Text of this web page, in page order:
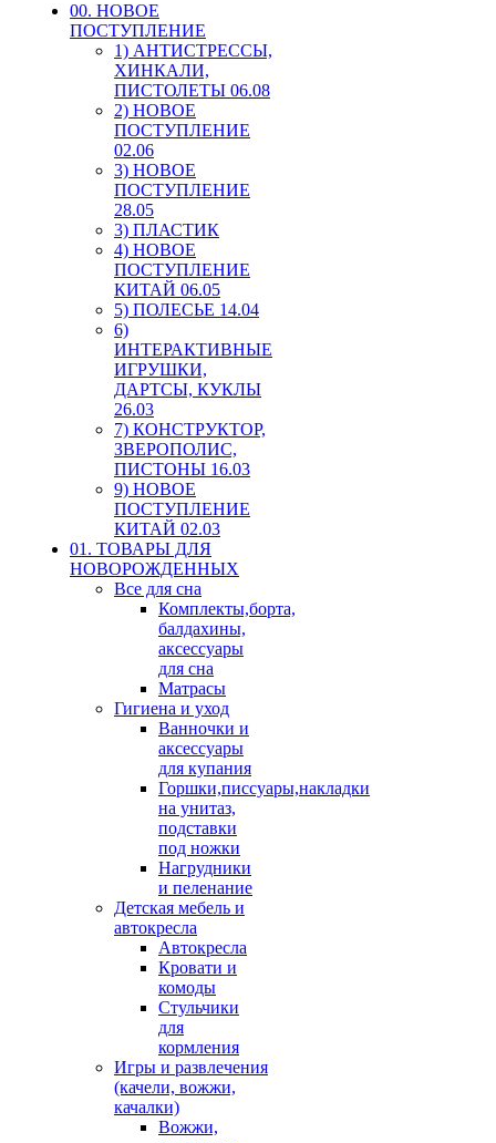
00. HОВОЕ
ПОСТУПЛЕНИЕ
1) АНТИСТРЕССЫ,
ХИНКАЛИ,
ПИСТОЛЕТЫ 06.08
2) НОВОЕ
ПОСТУПЛЕНИЕ
02.06
3) НОВОЕ
ПОСТУПЛЕНИЕ
28.05
3) ПЛАСТИК
4) НОВОЕ
ПОСТУПЛЕНИЕ
КИТАЙ 06.05
5) ПОЛЕСЬЕ 14.04
6)
ИНТЕРАКТИВНЫЕ
ИГРУШКИ,
ДАРТСЫ, КУКЛЫ
26.03
7) КОНСТРУКТОР,
ЗВЕРОПОЛИС,
ПИСТОНЫ 16.03
9) НОВОЕ
ПОСТУПЛЕНИЕ
КИТАЙ 02.03
01. ТОВАРЫ ДЛЯ
НОВОРОЖДЕННЫХ
Все для сна
Комплекты,борта,
балдахины,
аксессуары
для сна
Матрасы
Гигиена и уход
Ванночки и
аксессуары
для купания
Горшки,писсуары,накладки
на унитаз,
подставки
под ножки
Нагрудники
и пеленание
Детская мебель и
автокресла
Автокресла
Кровати и
комоды
Стульчики
для
кормления
Игры и развлечения
(качели, вожжи,
качалки)
Вожжи,